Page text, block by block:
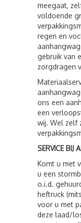
meegaat,
voldoende
regen en
gebruik van
zorgdragen
ons een
een
wij. Wel zelf
SERVICE BIJ
Komt u met
u een
o.i.d.
heftruck
voor u met
deze laad/